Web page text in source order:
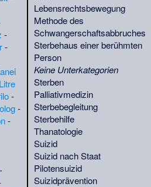
Hunimund (Donau-
Sueben)(Germanen
Serafimowitsch
Taschlykow(P)·Irina
Iwanowna
Kiritschenko(Radsport)·
Ishikawa Kin’ichirō
Itani Jun’ichirō(BIO)·
Iwianch(QS-15.1.)·Jacobo
Arenas(POL)·Jean-Noël
Labat (BIO)·Johann Baptist
Wiesbaur(
(Politiker)(POL)·Joseph
Natterer(BIO)·Joseph
Weißenberg(G)·João
-
-
Litre
-
-
-
-
Lebensrechtsbewegung
Methode des
Schwangerschaftsabbruches
Sterbehaus einer berühmten
Person
Keine Unterkategorien
Sterben
Palliativmedizin
Sterbebegleitung
Sterbehilfe
Thanatologie
Suizid
Suizid nach Staat
Pilotensuizid
Suizidprävention